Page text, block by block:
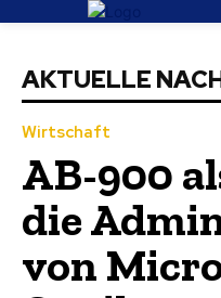
AKTUELLE
Wirtschaft
AB-900
die
von